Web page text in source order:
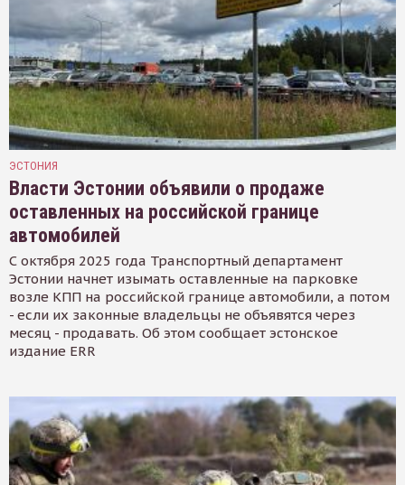
ЭСТОНИЯ
Власти Эстонии объявили о продаже
оставленных на российской границе
автомобилей
С октября 2025 года Транспортный департамент
Эстонии начнет изымать оставленные на парковке
возле КПП на российской границе автомобили, а потом
- если их законные владельцы не объявятся через
месяц - продавать. Об этом сообщает эстонское
издание ERR